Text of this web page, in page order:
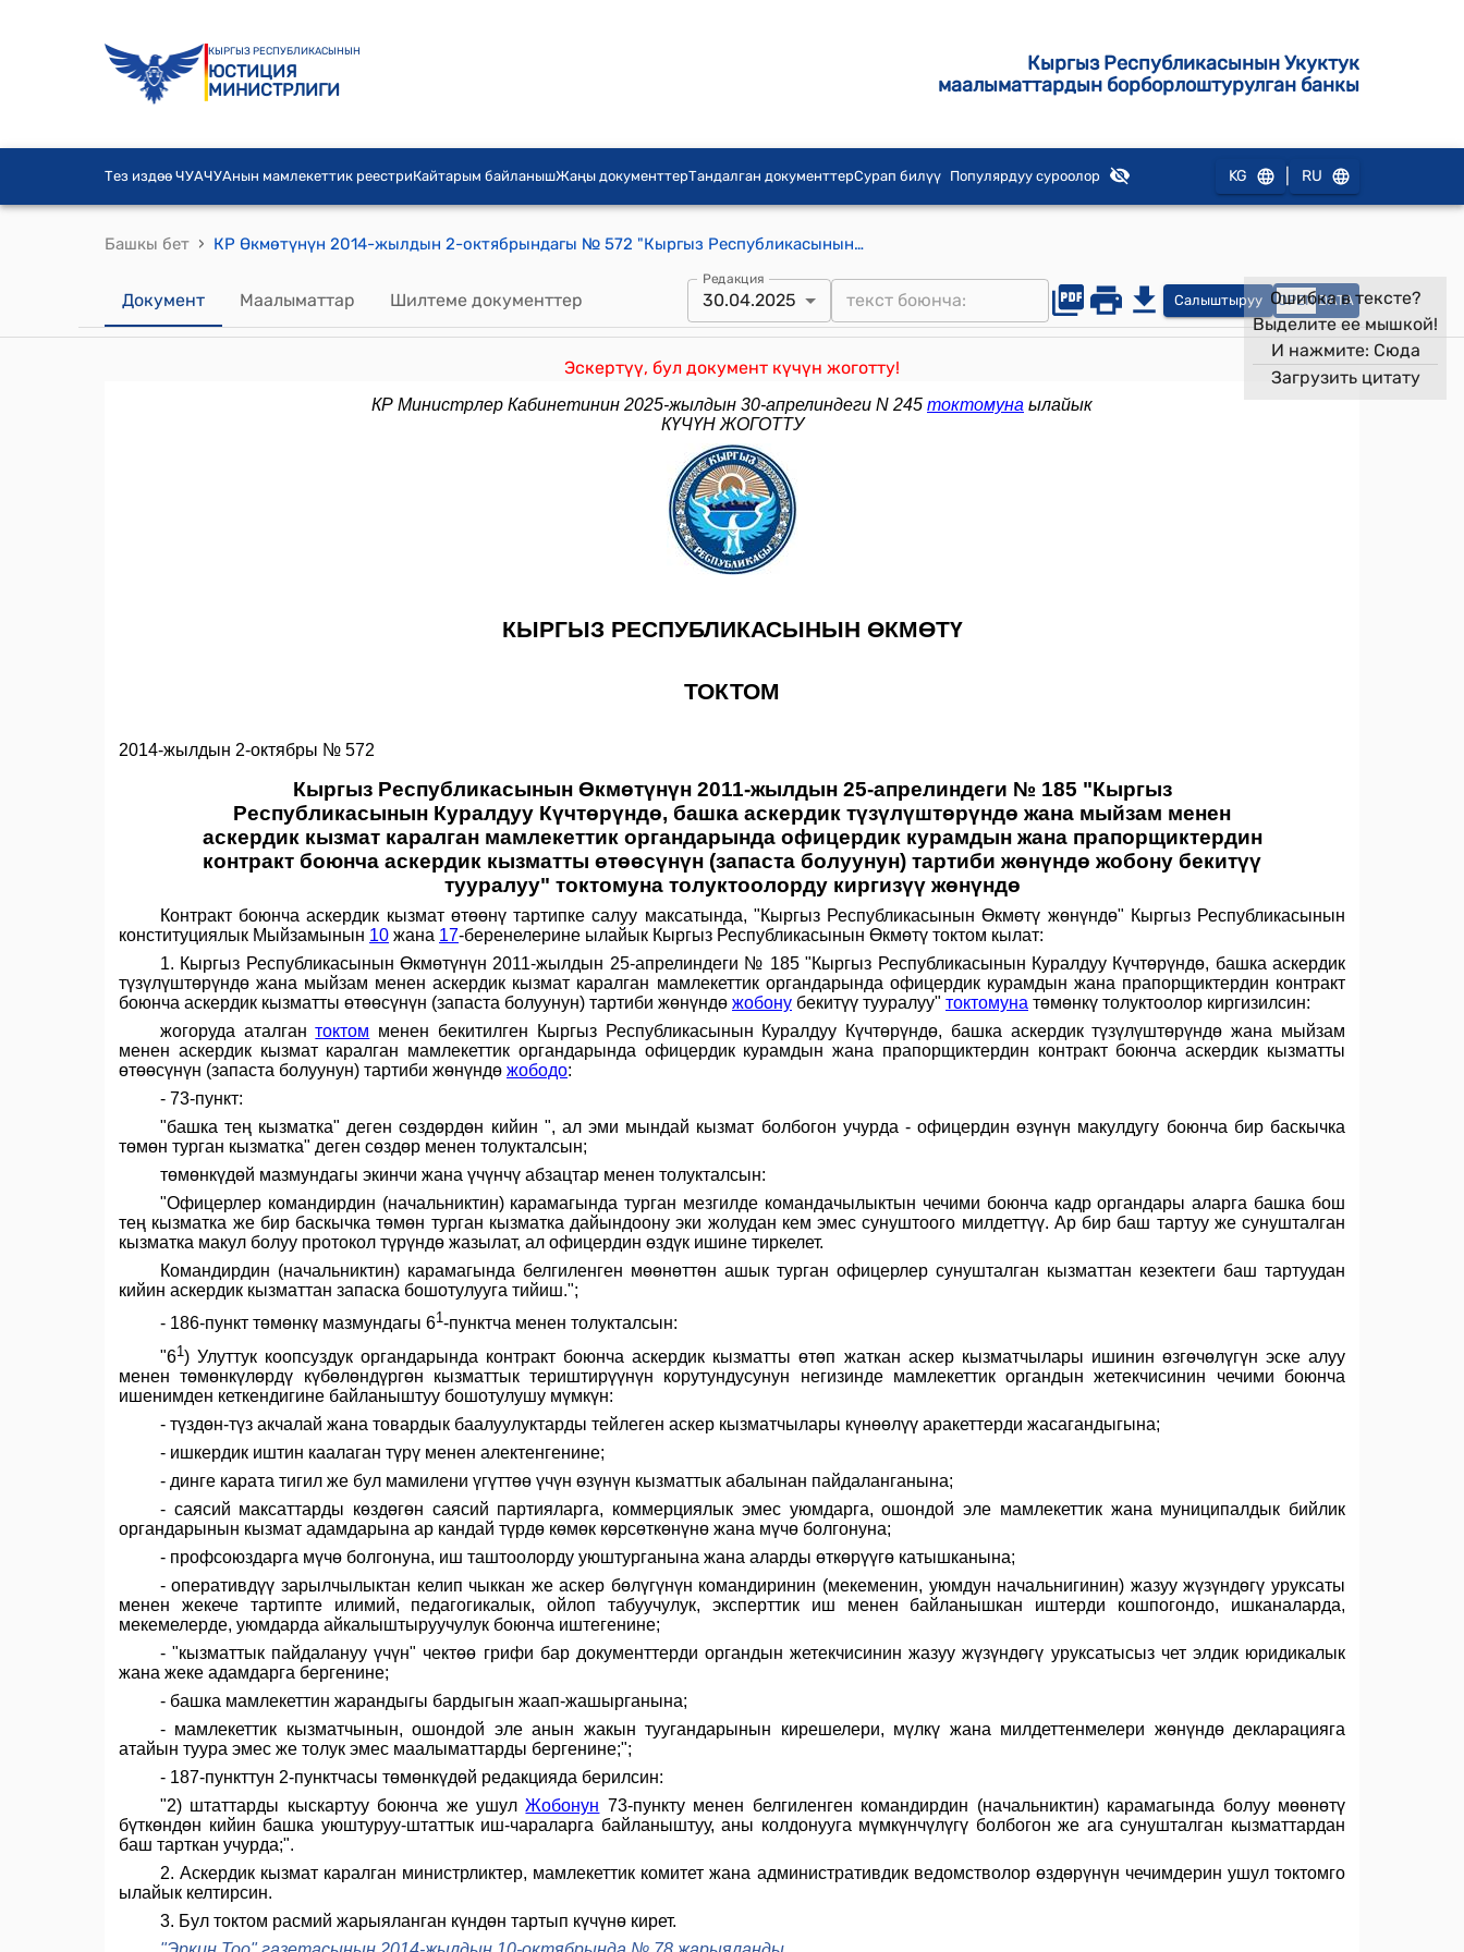
КЫРГЫЗ РЕСПУБЛИКАСЫНЫН
ЮСТИЦИЯ
МИНИСТРЛИГИ
Кыргыз Республикасынын Укуктук
маалыматтардын борборлоштурулган банкы
Тез издөө ЧУАЧУАнын мамлекеттик реестриКайтарым байланышЖаңы документтерТандалган документтерСурап билүү Популярдуу суроолор KG RU
Башкы бет › КР Өкмөтүнүн 2014-жылдын 2-октябрындагы № 572 "Кыргыз Республикасынын Куралдуу Күчтөрүндө, башка аскердик түзүлүштөрүндө жана мыйзам менен аскердик кызмат каралган мамлекеттик органдарында офицердик курамдын жана прапорщиктердин контракт боюнча аскердик кызматты өтөөсүнүн тартиби жөнүндө» Кыргыз Республикасынын Өкмөтүнүн 2011-жылдын 25-апрелиндеги № 185 токтомуна өзгөртүүлөрдү киргизүү тууралуу" токтому
Документ Маалыматтар Шилтеме документтер
Редакция
30.04.2025 Салыштыруу OPEN DATA
Эскертүү, бул документ күчүн жоготту!
Ошибка в тексте?
Выделите ее мышкой!
И нажмите: Сюда
Загрузить цитату